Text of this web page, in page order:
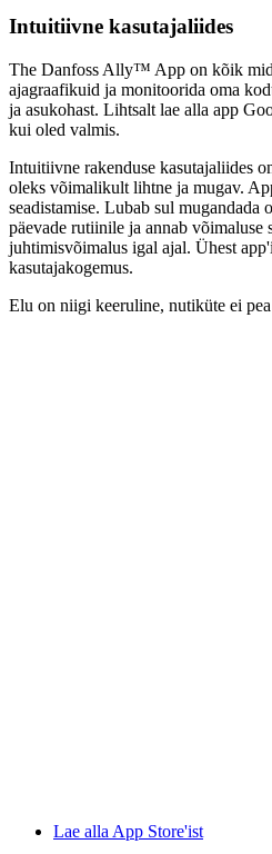
Intuitiivne kasutajaliides
The Danfoss Ally™ App on kõik
ajagraafikuid ja monitoorida oma
ja asukohast. Lihtsalt lae alla app
kui oled valmis.
Intuitiivne rakenduse kasutajaliides
oleks võimalikult lihtne ja mugav.
seadistamise. Lubab sul mugandada
päevade rutiinile ja annab võimaluse
juhtimisvõimalus igal ajal. Ühest
kasutajakogemus.
Elu on niigi keeruline, nutiküte ei pea
Lae alla App Store'ist